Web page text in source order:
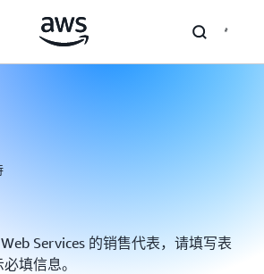
Services 的销售代表，请填写表
填信息。